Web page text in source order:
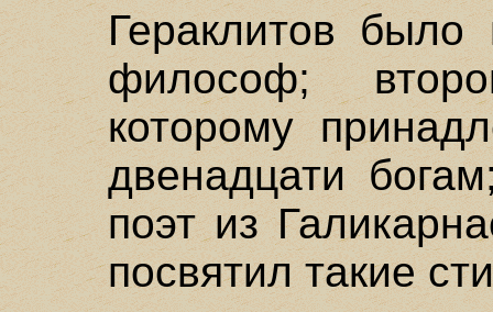
Гераклитов
философ;
которому
двенадцати
поэт из
посвятил такие